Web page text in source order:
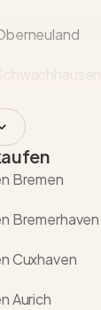
Bremen
Bremerhaven
Cuxhaven
Aurich